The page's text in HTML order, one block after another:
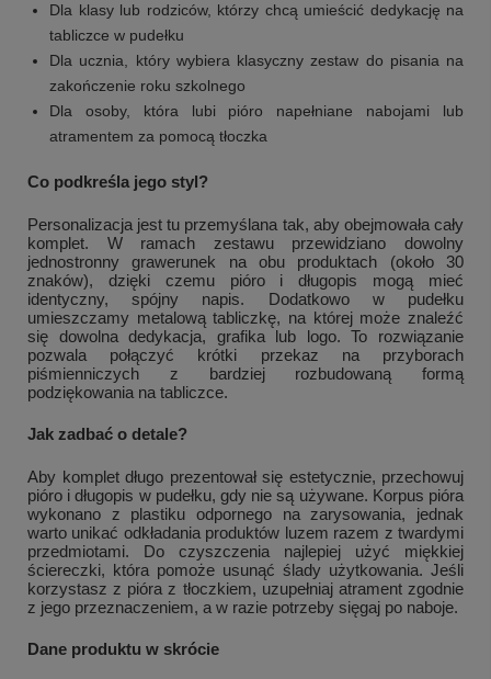
Dla klasy lub rodziców, którzy chcą umieścić dedykację na
tabliczce w pudełku
Dla ucznia, który wybiera klasyczny zestaw do pisania na
zakończenie roku szkolnego
Dla osoby, która lubi pióro napełniane nabojami lub
atramentem za pomocą tłoczka
Co podkreśla jego styl?
Personalizacja jest tu przemyślana tak, aby obejmowała cały
komplet. W ramach zestawu przewidziano dowolny
jednostronny grawerunek na obu produktach (około 30
znaków), dzięki czemu pióro i długopis mogą mieć
identyczny, spójny napis. Dodatkowo w pudełku
umieszczamy metalową tabliczkę, na której może znaleźć
się dowolna dedykacja, grafika lub logo. To rozwiązanie
pozwala połączyć krótki przekaz na przyborach
piśmienniczych z bardziej rozbudowaną formą
podziękowania na tabliczce.
Jak zadbać o detale?
Aby komplet długo prezentował się estetycznie, przechowuj
pióro i długopis w pudełku, gdy nie są używane. Korpus pióra
wykonano z plastiku odpornego na zarysowania, jednak
warto unikać odkładania produktów luzem razem z twardymi
przedmiotami. Do czyszczenia najlepiej użyć miękkiej
ściereczki, która pomoże usunąć ślady użytkowania. Jeśli
korzystasz z pióra z tłoczkiem, uzupełniaj atrament zgodnie
z jego przeznaczeniem, a w razie potrzeby sięgaj po naboje.
Dane produktu w skrócie